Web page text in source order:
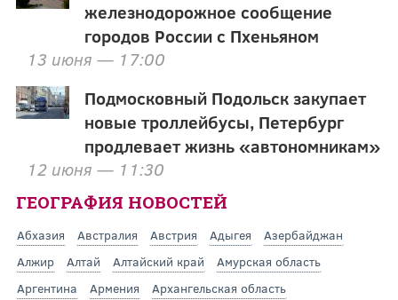
железнодорожное сообщение
городов России с Пхеньяном
13 июня — 17:00
Подмосковный Подольск закупает
новые троллейбусы, Петербург
продлевает жизнь «автономникам»
12 июня — 11:30
ГЕОГРАФИЯ НОВОСТЕЙ
Абхазия Австралия Австрия Адыгея
Азербайджан
Алжир
Алтай Алтайский край
Амурская область
Аргентина
Армения
Архангельская область